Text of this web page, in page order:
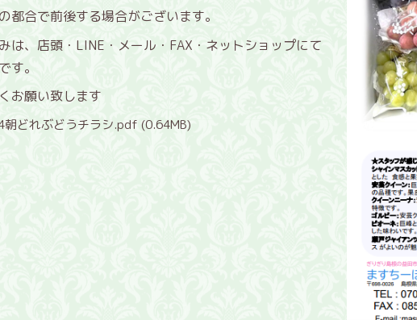
都合で前後する場合がございます。
は、店頭・LINE・メール・FAX・ネットショップにて
す。
お願い致します
朝どれぶどうチラシ.pdf (0.64MB)